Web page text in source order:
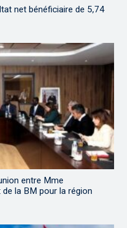
net bénéficiaire de 5,74
entre Mme
la BM pour la région